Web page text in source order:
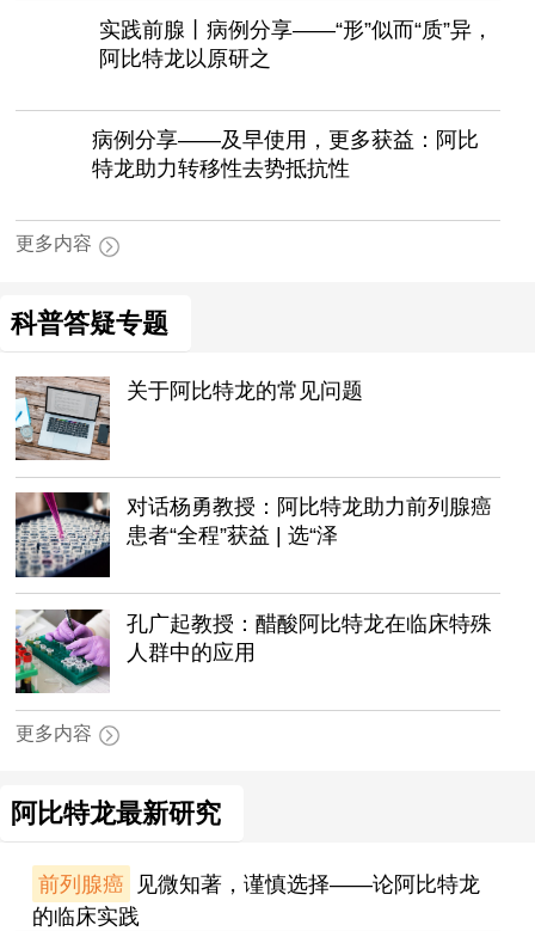
实践前腺丨病例分享——“形”似而“质”异，
阿比特龙以原研之
病例分享——及早使用，更多获益：阿比
特龙助力转移性去势抵抗性
更多内容
科普答疑专题
关于阿比特龙的常见问题
对话杨勇教授：阿比特龙助力前列腺癌
患者“全程”获益 | 选“泽
孔广起教授：醋酸阿比特龙在临床特殊
人群中的应用
更多内容
阿比特龙最新研究
前列腺癌
见微知著，谨慎选择——论阿比特龙
的临床实践